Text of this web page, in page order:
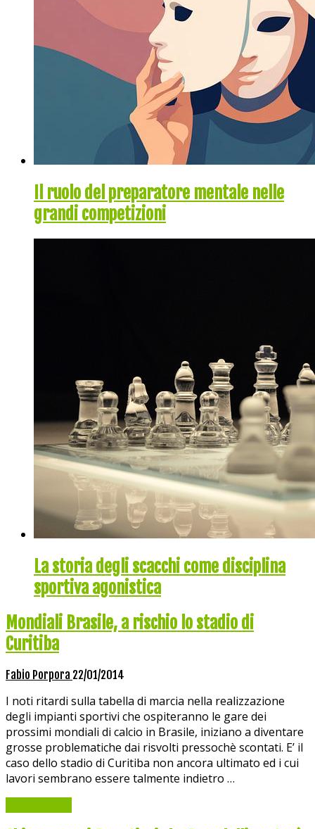
Il ruolo del preparatore mentale nelle
grandi competizioni
La storia degli scacchi come disciplina
sportiva agonistica
Mondiali Brasile, a rischio lo stadio di
Curitiba
Fabio Porpora 22/01/2014
I noti ritardi sulla tabella di marcia nella realizzazione
degli impianti sportivi che ospiteranno le gare dei
prossimi mondiali di calcio in Brasile, iniziano a diventare
grosse problematiche dai risvolti pressochè scontati. E’ il
caso dello stadio di Curitiba non ancora ultimato ed i cui
lavori sembrano essere talmente indietro …